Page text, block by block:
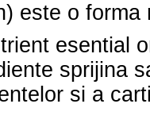
este o forma
esential
sprijina
si a